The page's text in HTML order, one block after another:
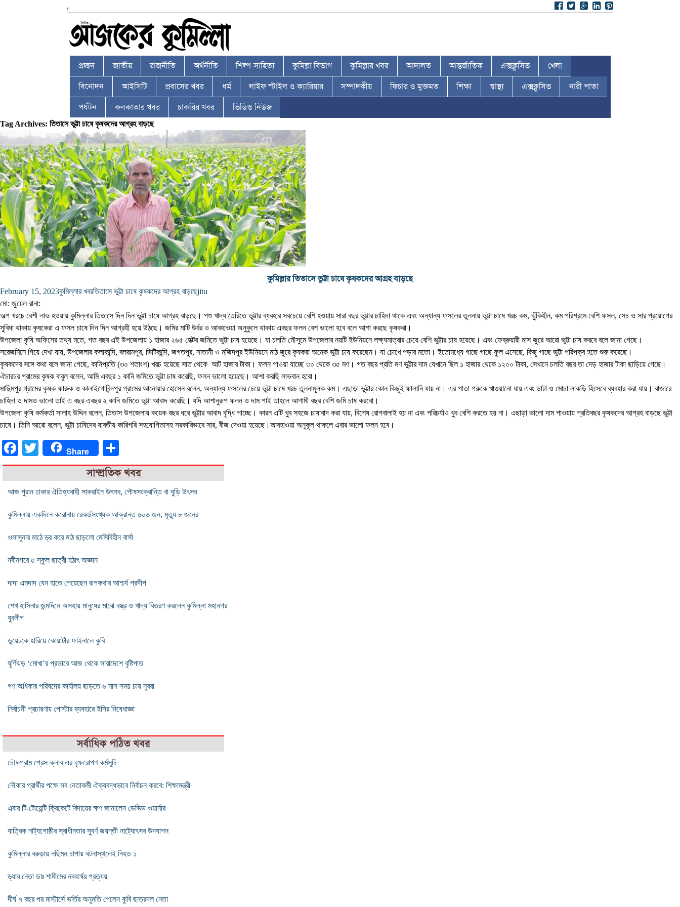
,
প্রচ্ছদ জাতীয় রাজনীতি অর্থনীতি শিল্প-সাহিত্য কুমিল্লা বিভাগ কুমিল্লার খবর আদালত আন্তর্জাতিক এক্সক্লুসিভ খেলা
বিনোদন আইসিটি প্রবাসের খবর ধর্ম লাইফ স্টাইল ও ক্যারিয়ার সম্পাদকীয় ফিচার ও মুক্তমত শিক্ষা স্বাস্থ্য এক্সক্লুসিভ নারী পাতা
পর্যটন কলকাতার খবর চাকরির খবর ভিডিও নিউজ
Tag Archives: তিতাসে ভুট্টা চাষে কৃষকদের আগ্রহ বাড়ছে
কুমিল্লার তিতাসে ভুট্টা চাষে কৃষকদের আগ্রহ বাড়ছে
February 15, 2023কুমিল্লার খবরতিতাসে ভুট্টা চাষে কৃষকদের আগ্রহ বাড়ছেjitu
মো: জুয়েল রানা:
অল্প খরচে বেশী লাভ হওয়ায় কুমিল্লার তিতাসে দিন দিন ভুট্টা চাষে আগ্রহ বাড়ছে। পশু খাদ্য তৈরিতে ভুট্টার ব্যবহার সবচেয়ে বেশি হওয়ায় সারা বছর ভুট্টার চাহিদা থাকে এবং অন্যান্য ফসলের তুলনায় ভুট্টা চাষে খরচ কম, ঝুঁকিহীন, কম পরিশ্রমে বেশি ফসল, সেচ ও সার প্রয়োগের
সুবিধা থাকায় কৃষকেরা এ ফসল চাষে দিন দিন আগ্রহী হয়ে উঠছে। জমির মাটি উর্বর ও আবহাওয়া অনুকুলে থাকায় এবছর ফলন বেশ ভালো হবে বলে আশা করছে কৃষকরা।
উপজেলা কৃষি অফিসের তথ্য মতে, গত বছর এই উপজেলায় ১ হাজার ২৬৫ হেক্টর জমিতে ভুট্টা চাষ হয়েছে। যা চলতি মৌসুমে উপজেলার নয়টি ইউনিয়নে লক্ষ্যমাত্রার চেয়ে বেশি ভুট্টার চাষ হয়েছে। এবং ফেব্রুয়ারী মাস জুরে আরো ভুট্টা চাষ করবে বলে জানা গেছে।
সরেজমিনে গিয়ে দেখা যায়, উপজেলার কলাকান্দি, বলরামপুর, ভিটিকান্দি, জগতপুর, সাতানী ও মজিদপুর ইউনিয়নে মাঠ জুরে কৃষকরা অনেক ভুট্টা চাষ করেছেন। যা চোখে পড়ার মতো। ইতোমধ্যে গাছে গাছে ফুল এসেছে, কিছু গাছে ভুট্টা পরিপক্ব হতে শুরু করেছে।
কৃষকদের সঙ্গে কথা বলে জানা গেছে, কানিপ্রতি (৩০ শতাংশ) খরচ হয়েছে সাত থেকে আট হাজার টাকা। ফলন পাওয়া যাচ্ছে ৩০ থেকে ৩৫ মণ। গত বছর প্রতি মণ ভুট্টার দাম যেখানে ছিল ১ হাজার থেকে ১২০০ টাকা, সেখানে চলতি বছর তা দেড় হাজার টাকা ছাড়িয়ে গেছে।
ঐচারচর গ্রামের কৃষক বাবুল বলেন, আমি এবছর ১ কানি জমিতে ভুট্টা চাষ করেছি, ফলন ভালো হয়েছে। আশা করছি লাভবান হবো।
মাছিমপুর গ্রামের কৃষক ফারুক ও কালাইগোবিন্দপুর গ্রামের আনোয়ার হোসেন বলেন, অন্যান্য ফসলের চেয়ে ভুট্টা চাষে খরচ তুলনামূলক কম। এছাড়া ভুট্টার কোন কিছুই ফালানি যায় না। এর পাতা গরুকে খাওয়ানো যায় এবং ডাটা ও মোচা লাকড়ি হিসেবে ব্যবহার করা যায়। বাজারে
চাহিদা ও দামও ভালো তাই এ বছর এবছর ২ কানি জমিতে ভুট্টা আবাদ করেছি। যদি আশানুরূপ ফলন ও দাম পাই তাহলে আগামী বছর বেশি জমি চাষ করবো।
উপজেলা কৃষি কর্মকর্তা সালাহ উদ্দিন বলেন, তিতাস উপজেলায় কয়েক বছর ধরে ভুট্টার আবাদ বৃদ্ধি পাচ্ছে। কারন এটি খুব সহজে চাষাবাদ করা যায়, বিশেষ রোগবালাই হয় না এবং পরিচর্যাও খুব বেশি করতে হয় না। এছাড়া ভালো দাম পাওয়ায় প্রতিবছর কৃষকদের আগ্রহ বাড়ছে ভুট্টা
চাষে। তিনি আরো বলেন, ভুট্টা চাষিদের যাবতীয় কারিগরি সহযোগিতাসহ সরকারিভাবে সার, বীজ দেওয়া হয়েছে।আবহাওয়া অনুকূল থাকলে এবার ভালো ফলন হবে।
FacebookTwitter Share
সাম্প্রতিক খবর
আজ পুরান ঢাকার ঐতিহ্যবাহী সাকরাইন উৎসব, পৌষসংক্রান্তি বা ঘুড়ি উৎসব
কুমিল্লায় একদিনে করোনায় রেকর্ডসংখ্যক আক্রান্ত ৬০৬ জন, মৃত্যু ৮ জনের
ওসাসুনার মাঠে ড্র করে মাঠ ছাড়লো মেসিবিহীন বার্সা
নবীনগরে ৫ স্কুল ছাত্রী হঠাৎ অজ্ঞান
দাদা এমদাদ যেন হাতে পেয়েছেন রূপকথার আশ্চর্য প্রদীপ
শেখ হাসিনার জন্মদিনে অসহায় মানুষের মাঝে বস্ত্র ও খাদ্য বিতরণ করলেন কুমিল্লা মহানগর
যুবলীগ
ডুয়েটকে হারিয়ে কোয়ার্টার ফাইনালে কুবি
ঘূর্ণিঝড় ‘মোখা’র প্রভাবে আজ থেকে সারাদেশে বৃষ্টিপাত
গণ অধিকার পরিষদের কার্যালয় ছাড়তে ৬ মাস সময় চায় নুররা
নির্বাচনী প্রচারণায় পোস্টার ব্যবহারে ইসির নিষেধাজ্ঞা
সর্বাধিক পঠিত খবর
চৌদ্দগ্রাম প্রেস ক্লাব এর বৃক্ষরোপণ কর্মসূচি
নৌকার প্রার্থীর পক্ষে সব নেতাকর্মী ঐক্যবদ্ধভাবে নির্বাচন করবে: শিক্ষামন্ত্রী
এবার টি-টোয়েন্টি ক্রিকেটে বিদায়ের ক্ষণ জানালেন ডেভিড ওয়ার্নার
যাত্রিক নাট্যগোষ্ঠীর স্বাধীনতার সুবর্ণ জয়ন্তী নাট্যোৎসব উদযাপন
কুমিল্লার বরুড়ায় নছিমন চাপায় ঘটনাস্থলেই নিহত ১
ড্যাব নেতা ডাঃ শামীমের নববর্ষের প্রত্যয়
দীর্ঘ ৭ বছর পর মাস্টার্সে ভর্তির অনুমতি পেলেন কুবি ছাত্রদল নেতা